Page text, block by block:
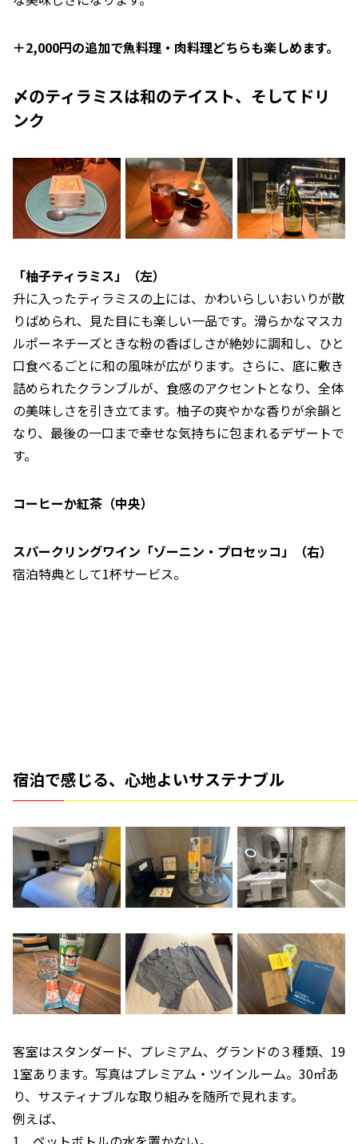
＋2,000円の追加で魚料理・肉料理どちらも楽しめます。
〆のティラミスは和のテイスト、そしてドリ
ンク
「柚子ティラミス」（左）
升に入ったティラミスの上には、かわいらしいおいりが散
りばめられ、見た目にも楽しい一品です。滑らかなマスカ
ルポーネチーズときな粉の香ばしさが絶妙に調和し、ひと
口食べるごとに和の風味が広がります。さらに、底に敷き
詰められたクランブルが、食感のアクセントとなり、全体
の美味しさを引き立てます。柚子の爽やかな香りが余韻と
なり、最後の一口まで幸せな気持ちに包まれるデザートで
す。
コーヒーか紅茶（中央）
スパークリングワイン「ゾーニン・プロセッコ」（右）
宿泊特典として1杯サービス。
宿泊で感じる、心地よいサステナブル
客室はスタンダード、プレミアム、グランドの３種類、19
1室あります。写真はプレミアム・ツインルーム。30㎡あ
り、サスティナブルな取り組みを随所で見れます。
例えば、